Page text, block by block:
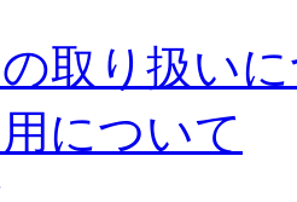
取り扱い
について